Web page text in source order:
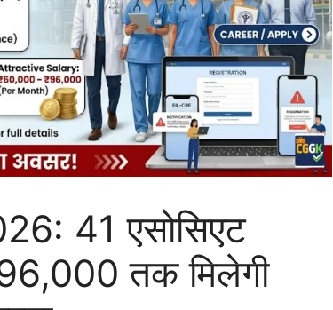
41 एसोसिएट
तक मिलेगी